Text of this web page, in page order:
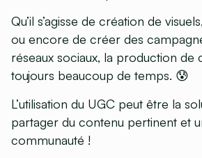
Qu’il s’agisse de création de
ou encore de créer des
réseaux sociaux, la production de
toujours beaucoup de temps. 😰
L’utilisation du UGC peut être la
partager du contenu pertinent et
communauté !